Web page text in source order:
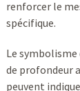
renforcer le
spécifique.
Le
de profondeur
peuvent